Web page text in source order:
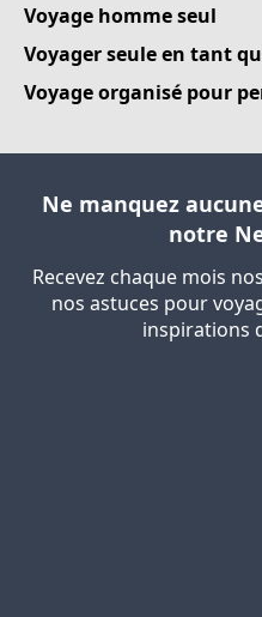
Voyage homme seul
Voyager seule en tant
Voyage organisé pour
Ne manquez
notre
Recevez chaque mois
nos astuces pour
inspirations